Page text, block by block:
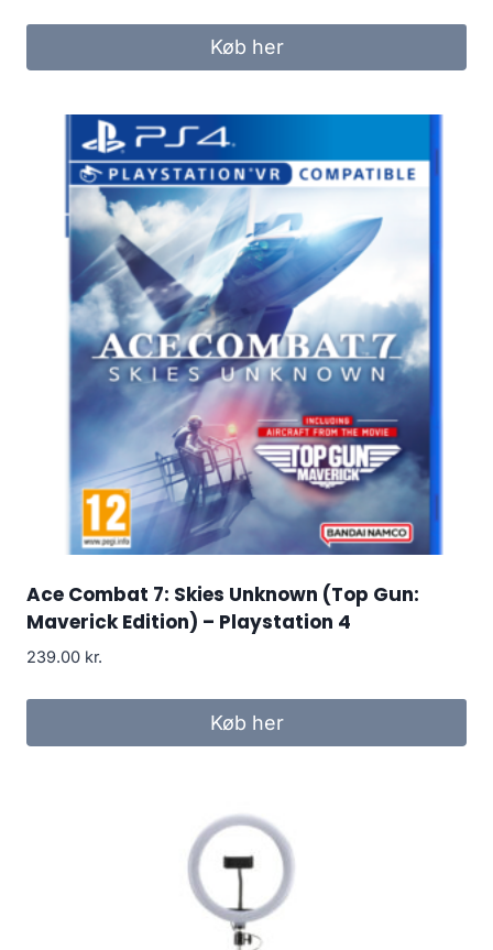
was:
is:
249.00 kr..
Køb her
Ace Combat 7: Skies Unknown (Top Gun:
Maverick Edition) – Playstation 4
239.00 kr.
Køb her